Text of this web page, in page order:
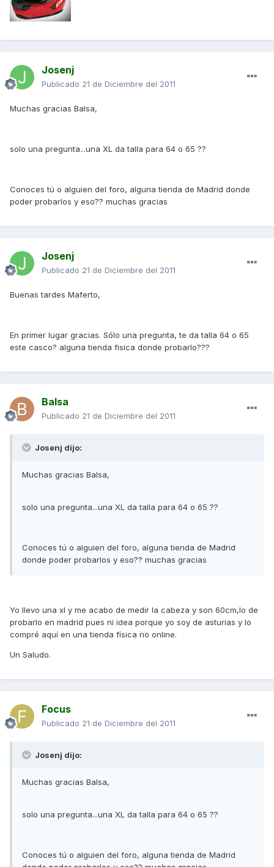
Josenj
Publicado 21 de Diciembre del 2011
Muchas gracias Balsa,
solo una pregunta...una XL da talla para 64 o 65 ??
Conoces tú o alguien del foro, alguna tienda de Madrid donde
poder probarlos y eso?? muchas gracias
Josenj
Publicado 21 de Diciembre del 2011
Buenas tardes Maferto,
En primer lugar gracias. Sólo una pregunta, te da talla 64 o 65
este casco? alguna tienda fisica donde probarlo???
Balsa
Publicado 21 de Diciembre del 2011
Josenj dijo:
Muchas gracias Balsa,
solo una pregunta...una XL da talla para 64 o 65 ??
Conoces tú o alguien del foro, alguna tienda de Madrid
donde poder probarlos y eso?? muchas gracias
Yo llevo una xl y me acabo de medir la cabeza y son 60cm,lo de
probarlo en madrid pues ni idea porque yo soy de asturias y lo
compré aquí en una tienda física no online.
Un Saludo.
Focus
Publicado 21 de Diciembre del 2011
Josenj dijo:
Muchas gracias Balsa,
solo una pregunta...una XL da talla para 64 o 65 ??
Conoces tú o alguien del foro, alguna tienda de Madrid